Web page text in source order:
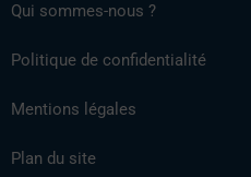
Qui sommes-nous ?
Politique de confidentialité
Mentions légales
Plan du site